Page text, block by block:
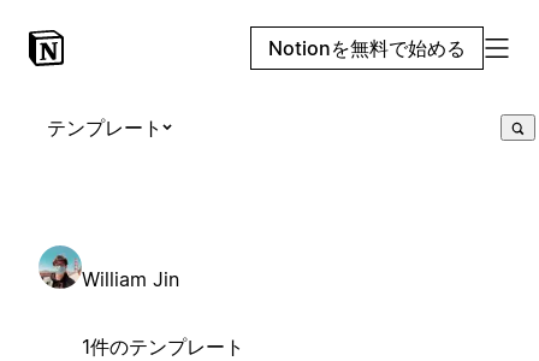
Notionを無料で始める
テンプレート
William Jin
1件のテンプレート